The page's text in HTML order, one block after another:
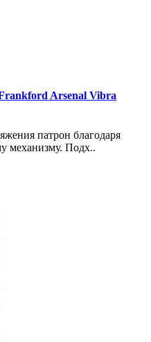
Arsenal Vibra
патрон благодаря
механизму. Подх..